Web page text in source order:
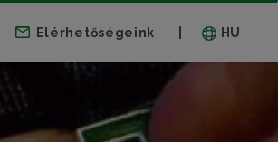
HU
Elérhetőségeink